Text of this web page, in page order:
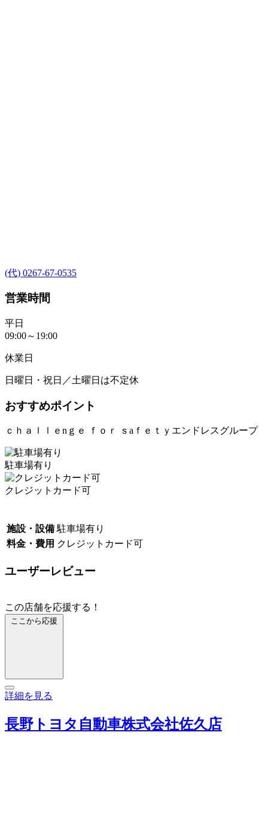
(代) 0267-67-0535
営業時間
平日
09:00～19:00
休業日
日曜日・祝日／土曜日は不定休
おすすめポイント
ｃｈａｌｌｅnｇｅ ｆｏｒ ｓaｆｅｔｙエンドレスグループ
駐車場有り
クレジットカード可
施設・設備 駐車場有り
料金・費用 クレジットカード可
ユーザーレビュー
この店舗を応援する！
ここから応援
詳細を見る
長野トヨタ自動車株式会社佐久店